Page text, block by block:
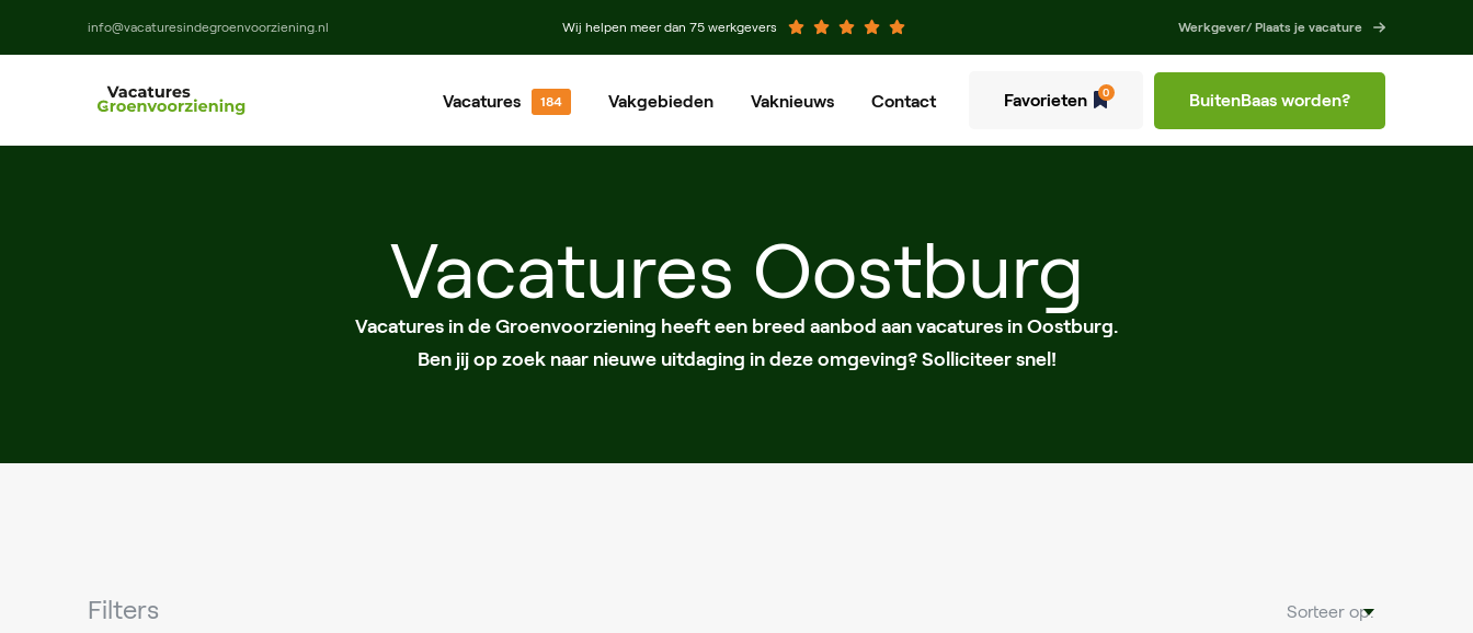
info@vacaturesindegroenvoorziening.nl Wij helpen meer dan 75 werkgevers Werkgever/ Plaats je vacature
Vacatures Vakgebieden
Meewerkend Voorman Planner
Vaknieuws Contact Favorieten 0 BuitenBaas worden?
Vacatures Oostburg
Vacatures in de Groenvoorziening heeft een breed aanbod aan vacatures in Oostburg.
Ben jij op zoek naar nieuwe uitdaging in deze omgeving? Solliciteer snel!
Filters Sorteer op: